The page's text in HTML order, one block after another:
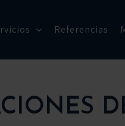
Referencias